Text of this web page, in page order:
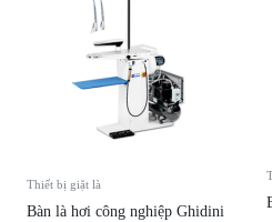
Thiết bị giặt là
Bàn là hơi công nghiệp Ghidini